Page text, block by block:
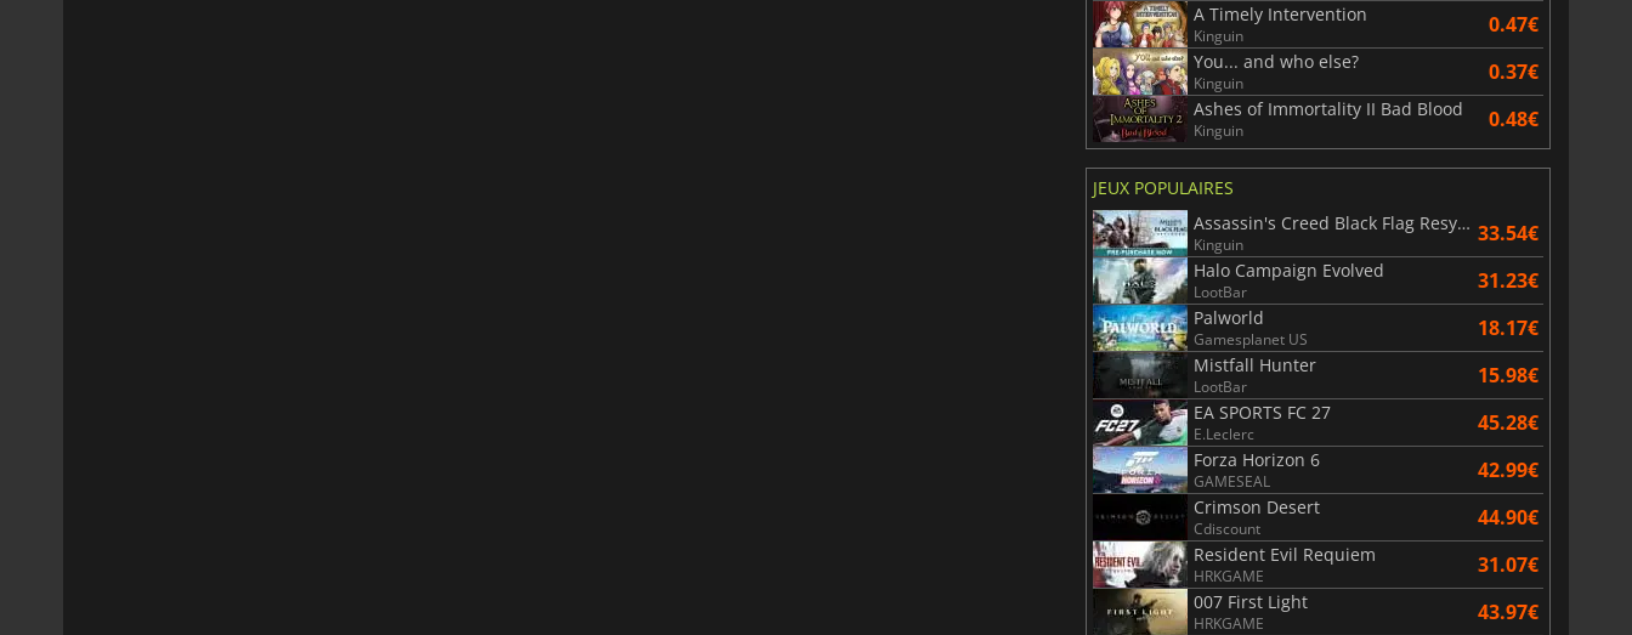
A Timely Intervention
Kinguin 0.47€
You... and who else?
Kinguin 0.37€
Ashes of Immortality II Bad Blood
Kinguin 0.48€
JEUX POPULAIRES
Assassin's Creed Black Flag Resynced
Kinguin 33.54€
Halo Campaign Evolved
LootBar 31.23€
Palworld
Gamesplanet US 18.17€
Mistfall Hunter
LootBar 15.98€
EA SPORTS FC 27
E.Leclerc 45.28€
Forza Horizon 6
GAMESEAL 42.99€
Crimson Desert
Cdiscount 44.90€
Resident Evil Requiem
HRKGAME 31.07€
007 First Light
HRKGAME 43.97€